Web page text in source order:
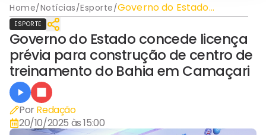
Home/Notícias/Esporte/Governo do Estado
concede licença prévia
para construção de centro
de treinamento do Bahia
em Camaçari
ESPORTE
Governo do Estado concede licença
prévia para construção de centro de
treinamento do Bahia em Camaçari
Por Redação
20/10/2025 às 15:00